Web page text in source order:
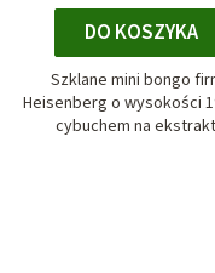
DO KOSZYKA
Szklane mini bongo
Heisenberg o wysokości
cybuchem na